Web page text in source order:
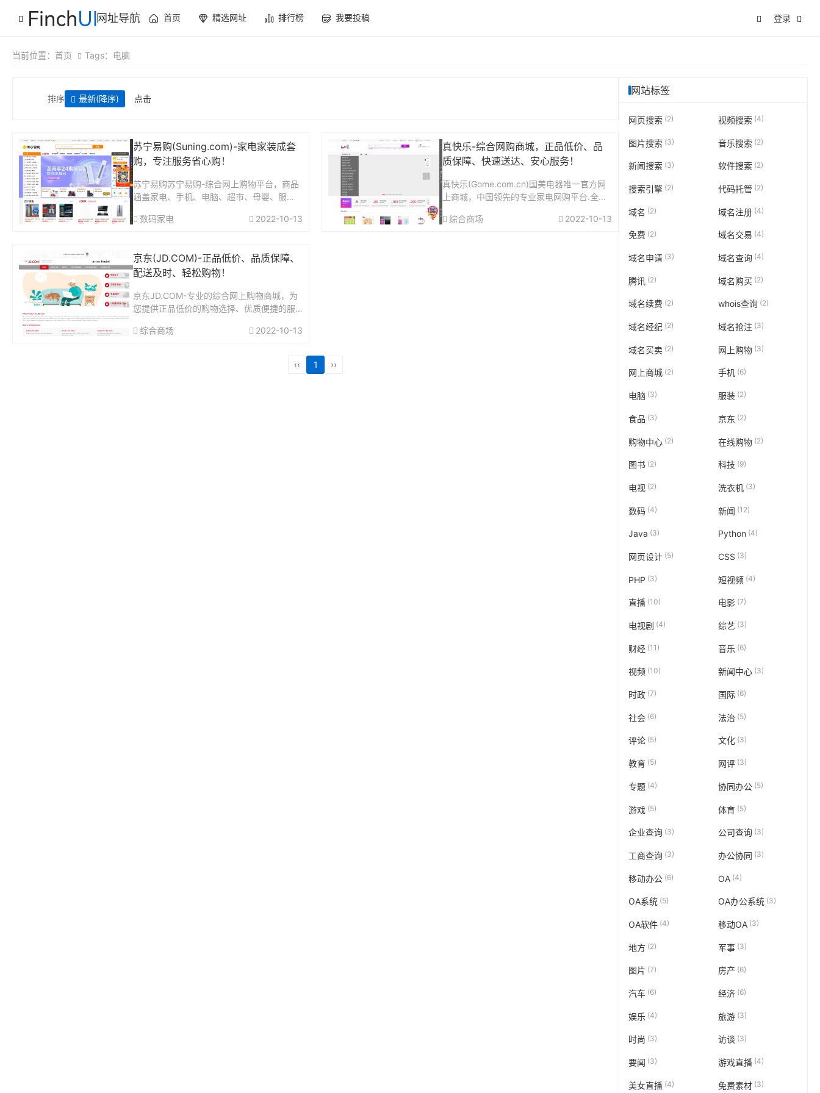
网址导航 首页 精选网址 排行榜 我要投稿 登录
当前位置： 首页 Tags：电脑
排序 最新(降序) 点击
苏宁易购(Suning.com)-家电家装成套
购，专注服务省心购！
苏宁易购苏宁易购-综合网上购物平台，商品
涵盖家电、手机、电脑、超市、母婴、服
格更超值、上新货更快，正品行货、全国联
数码家电 2022-10-13
真快乐-综合网购商城，正品低价、品
质保障、快速送达、安心服务！
真快乐(Gome.com.cn)国美电器唯一官方网
上商城，中国领先的专业家电网购平台.全球
调、电脑配件、生活电器、网络产品等正品
综合商场 2022-10-13
京东(JD.COM)-正品低价、品质保障、
配送及时、轻松购物！
京东JD.COM-专业的综合网上购物商城，为
您提供正品低价的购物选择、优质便捷的服
括家电、手机、电脑、服装、居家、母婴、
综合商场 2022-10-13
‹‹ 1 ››
网站标签
网页搜索 (2) 视频搜索 (4)
图片搜索 (3) 音乐搜索 (2)
新闻搜索 (3) 软件搜索 (2)
搜索引擎 (2) 代码托管(2)
域名 (2) 域名注册(4)
免费 (2) 域名交易 (4)
域名申请 (3) 域名查询(4)
腾讯 (2) 域名购买(2)
域名续费 (2) whois查询(2)
域名经纪 (2) 域名抢注(3)
域名买卖 (2) 网上购物(3)
网上商城 (2) 手机 (6)
电脑 (3) 服装(2)
食品 (3) 京东 (2)
购物中心 (2) 在线购物(2)
图书 (2) 科技 (9)
电视 (2) 洗衣机 (3)
数码 (4) 新闻 (12)
Java (3) Python (4)
网页设计 (5) CSS (3)
PHP (3) 短视频(4)
直播 (10) 电影 (7)
电视剧 (4) 综艺 (3)
财经 (11) 音乐 (6)
视频 (10) 新闻中心 (3)
时政 (7) 国际(6)
社会 (6) 法治 (5)
评论 (5) 文化 (3)
教育 (5) 网评(3)
专题 (4) 协同办公(5)
游戏 (5) 体育(5)
企业查询 (3) 公司查询(3)
工商查询 (3) 办公协同 (3)
移动办公 (6) OA (4)
OA系统 (5) OA办公系统(3)
OA软件 (4) 移动OA (3)
地方 (2) 军事 (3)
图片 (7) 房产 (6)
汽车 (6) 经济(6)
娱乐 (4) 旅游(3)
时尚 (3) 访谈 (3)
要闻 (3) 游戏直播(4)
美女直播 (4) 免费素材(3)